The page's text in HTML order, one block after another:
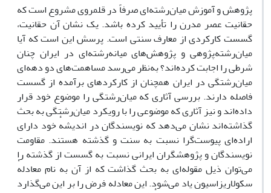
پژوهش و آموزش میان‌رشته‌ای صرفاً در قلمروی مشروع است که
حقانیت عصر مدرن را تأیید کرده باشد. یک نشان آن حقانیت،
گسست کارکردی از معارف سنتی است. پرسش این است که آیا
میان‌رشته‌پژوهی و پژوهش‌های میانه‌رشته‌ای در ایران چنان
شرطی را اجابت کرده‌اند؟ به‌نظر می‌رسد مساهمت‌های دو دهه‌ای
میان‌رشتگی در ایران همچنان از کارکردهای برآمده از گسست
فاصله دارند. بررسی آثاری که میان‌رشتگی را موضوع خود قرار
داده‌اند و نیز آثاری که موضوعی را با رویکرد میان‌رشتگی به بحث
گذاشته‌اند نشان می‌دهد که نویسندگان در اندیشهٔ خود دارای
اراده‌ای پیوست‌گرا نسبت به سنت و گذشته هستند. مقاومت
نویسندگان و پژوهشگران ایرانی نسبت به گسست از گذشته را
می‌توان ذیل مقوله‌ای به بحث گذاشت که از آن به نام معادلهٔ
سکولاریزاسیون یاد می‌شود. این معادله فرض را بر این می‌گذارد